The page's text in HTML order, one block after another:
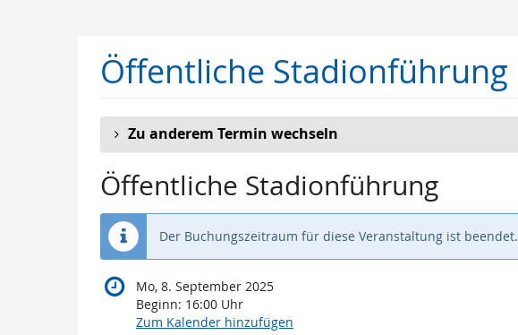
Öffentliche Stadionführung
Zu anderem Termin wechseln
Öffentliche Stadionführung
Der Buchungszeitraum für diese Veranstaltung ist beendet.
Mo, 8. September 2025
Beginn: 16:00 Uhr
Zum Kalender hinzufügen